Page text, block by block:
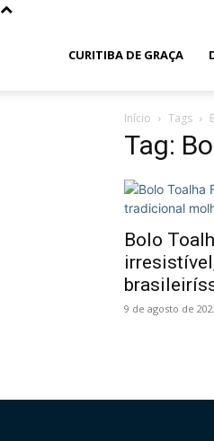
CURITIBA DE GRAÇA
Início Tags
Tag:
Bolo
9 de agosto de